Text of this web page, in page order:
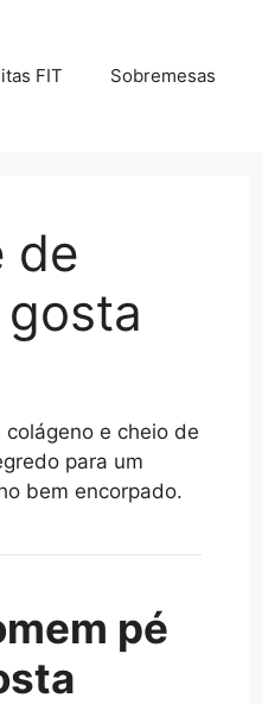
FIT Sobremesas
de
e cheio de
para um
bem encorpado.
pé